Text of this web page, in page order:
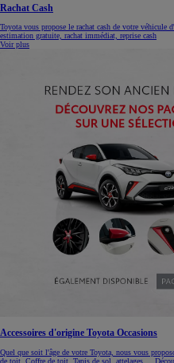
Rachat Cash
Toyota vous propose le rachat cash de votre véhicule
estimation gratuite, rachat immédiat, reprise cash
Voir plus
Accessoires d'origine Toyota Occasions
Quel que soit l'âge de votre Toyota, nous vous
de toit, Coffre de toit, Tapis de sol, attelages....